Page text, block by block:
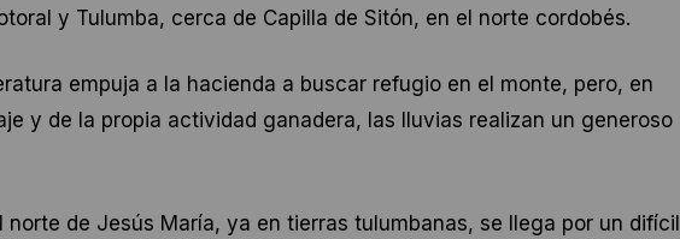
y Tulumba, cerca de Capilla de Sitón, en el norte cordobés.
empuja a la hacienda a buscar refugio en el monte, pero, en
y de la propia actividad ganadera, las lluvias realizan un generoso
norte de Jesús María, ya en tierras tulumbanas, se llega por un difícil